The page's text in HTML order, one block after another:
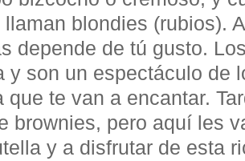
blondies (rubios).
depende de tú gusto.
y son un espectáculo de
que te van a encantar.
brownies, pero aquí les
y a disfrutar de esta